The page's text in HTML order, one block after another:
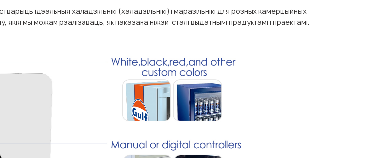
ідэальныя халадзільнікі (халадзільнікі) і маразільнікі для розных камерцыйных
мы можам рэалізаваць, як паказана ніжэй, сталі выдатнымі прадуктамі і праектамі.